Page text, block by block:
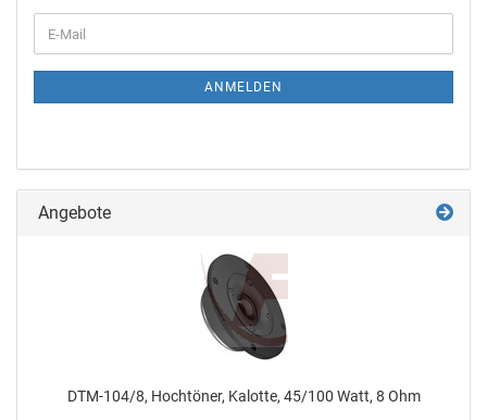
ANMELDEN
Angebote
DTM-104/8, Hochtöner, Kalotte, 45/100 Watt, 8 Ohm